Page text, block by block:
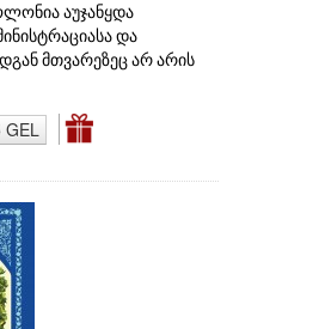
აუჯანყდა
და
მთვარეზეც არ არის
GEL